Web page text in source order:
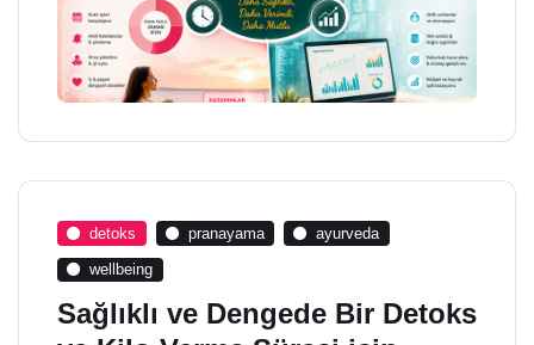
detoks pranayama ayurveda
wellbeing
Sağlıklı ve Dengede Bir Detoks